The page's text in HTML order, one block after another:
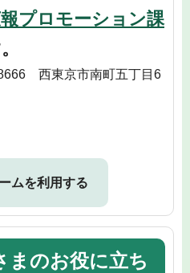
プロモーション課
西東京市南町五丁目6
ムを利用する
まのお役に立ち